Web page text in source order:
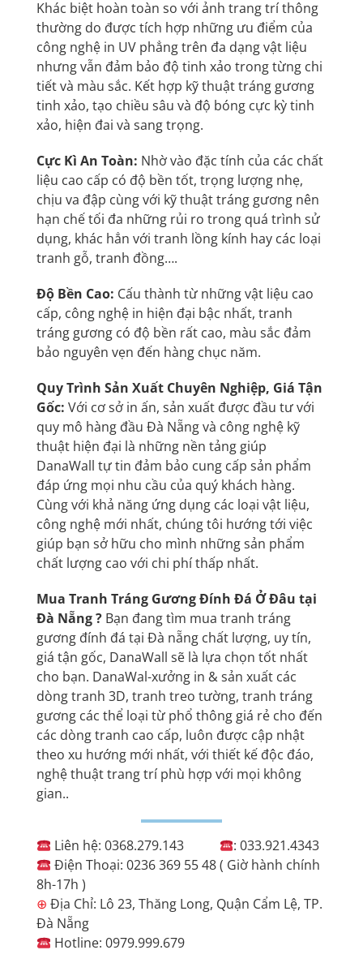
Khác biệt hoàn toàn so với ảnh trang trí thông
thường do được tích hợp những ưu điểm của
công nghệ in UV phẳng trên đa dạng vật liệu
nhưng vẫn đảm bảo độ tinh xảo trong từng chi
tiết và màu sắc. Kết hợp kỹ thuật tráng gương
tinh xảo, tạo chiều sâu và độ bóng cực kỳ tinh
xảo, hiện đai và sang trọng.
Cực Kì An Toàn: Nhờ vào đặc tính của các chất
liệu cao cấp có độ bền tốt, trọng lượng nhẹ,
chịu va đập cùng với kỹ thuật tráng gương nên
hạn chế tối đa những rủi ro trong quá trình sử
dụng, khác hẳn với tranh lồng kính hay các loại
tranh gỗ, tranh đồng….
Độ Bền Cao: Cấu thành từ những vật liệu cao
cấp, công nghệ in hiện đại bậc nhất, tranh
tráng gương có độ bền rất cao, màu sắc đảm
bảo nguyên vẹn đến hàng chục năm.
Quy Trình Sản Xuất Chuyên Nghiệp, Giá Tận
Gốc: Với cơ sở in ấn, sản xuất được đầu tư với
quy mô hàng đầu Đà Nẵng và công nghệ kỹ
thuật hiện đại là những nền tảng giúp
DanaWall tự tin đảm bảo cung cấp sản phẩm
đáp ứng mọi nhu cầu của quý khách hàng.
Cùng với khả năng ứng dụng các loại vật liệu,
công nghệ mới nhất, chúng tôi hướng tới việc
giúp bạn sở hữu cho mình những sản phẩm
chất lượng cao với chi phí thấp nhất.
Mua Tranh Tráng Gương Đính Đá Ở Đâu tại
Đà Nẵng ? Bạn đang tìm mua tranh tráng
gương đính đá tại Đà nẵng chất lượng, uy tín,
giá tận gốc, DanaWall sẽ là lựa chọn tốt nhất
cho bạn. DanaWal-xưởng in & sản xuất các
dòng tranh 3D, tranh treo tường, tranh tráng
gương các thể loại từ phổ thông giá rẻ cho đến
các dòng tranh cao cấp, luôn được cập nhật
theo xu hướng mới nhất, với thiết kế độc đáo,
nghệ thuật trang trí phù hợp với mọi không
gian..
Liên hệ: 0368.279.143
: 033.921.4343
Điện Thoại: 0236 369 55 48 ( Giờ hành chính
8h-17h )
⊕ Địa Chỉ: Lô 23, Thăng Long, Quận Cẩm Lệ, TP.
Đà Nẵng
Hotline: 0979.999.679